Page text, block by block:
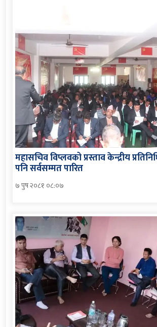
महासचिव विप्लवको प्रस्ताव केन्द्रीय
पनि सर्वसम्मत पारित
७ पुष २०८१ ०८:०७